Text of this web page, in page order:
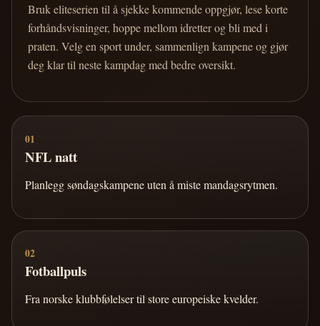
Bruk eliteserien til å sjekke kommende oppgjør, lese korte
forhåndsvisninger, hoppe mellom idretter og bli med i
praten. Velg en sport under, sammenlign kampene og gjør
deg klar til neste kampdag med bedre oversikt.
01
NFL natt
Planlegg søndagskampene uten å miste mandagsrytmen.
02
Fotballpuls
Fra norske klubbfølelser til store europeiske kvelder.